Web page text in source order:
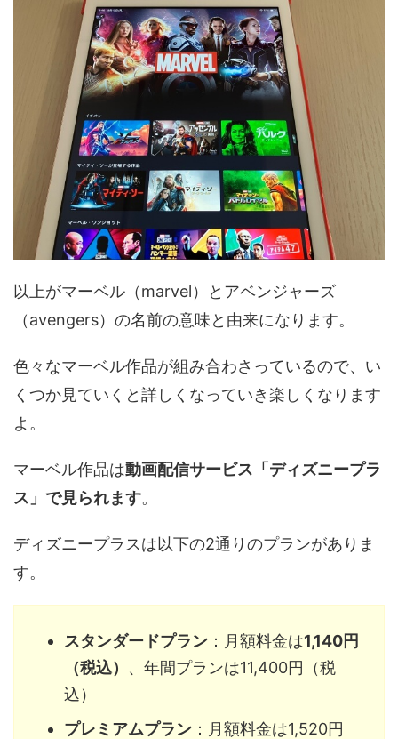
以上がマーベル（marvel）とアベンジャーズ
（avengers）の名前の意味と由来になります。
色々なマーベル作品が組み合わさっているので、い
くつか見ていくと詳しくなっていき楽しくなります
よ。
マーベル作品は動画配信サービス「ディズニープラ
ス」で見られます。
ディズニープラスは以下の2通りのプランがありま
す。
スタンダードプラン ：月額料金は1,140円
（税込） 、年間プランは11,400円（税
込）
プレミアムプラン ：月額料金は1,520円